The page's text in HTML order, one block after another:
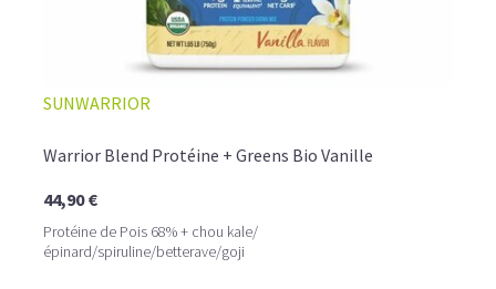
SUNWARRIOR
Warrior Blend Protéine + Greens Bio Vanille
44,90 €
Protéine de Pois 68% + chou kale/
épinard/spiruline/betterave/goji